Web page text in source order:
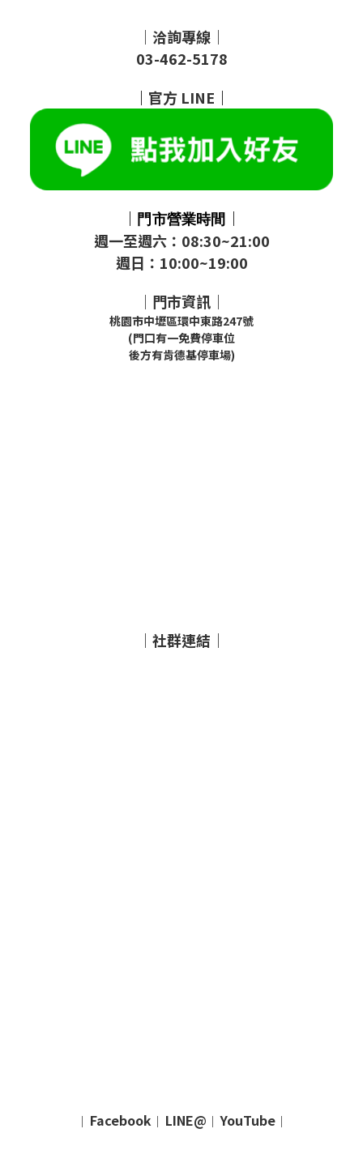
｜洽詢專線｜
03-462-5178
｜ 官方 LINE ｜
｜ 門市營業時間 ｜
週一至週六：08:30~21:00
週日：10:00~19:00
｜門市資訊｜
桃園市中壢區環中東路247號
(門口有一免費停車位
後方有肯德基停車場)
｜社群連結｜
｜ Facebook ｜ LINE@ ｜ YouTube ｜